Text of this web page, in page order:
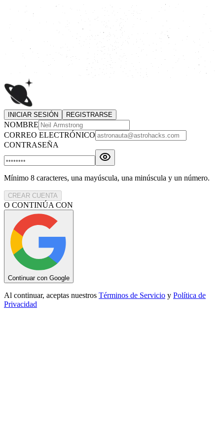
INICIAR SESIÓN REGISTRARSE
NOMBRE
CORREO ELECTRÓNICO
CONTRASEÑA
Mínimo 8 caracteres, una mayúscula, una minúscula y un número.
CREAR CUENTA
O CONTINÚA CON
Continuar con Google
Al continuar, aceptas nuestros Términos de Servicio y Política de
Privacidad